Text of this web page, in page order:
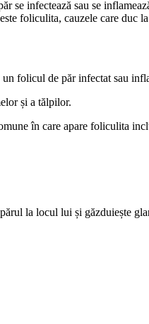
infectează sau se
foliculita, cauzele care
folicul de păr infectat sau
și a tălpilor.
în care apare foliculita
la locul lui și găzduiește